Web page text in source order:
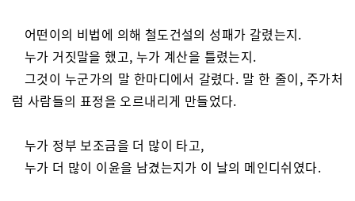
어떤이의 비법에 의해 철도건설의 성패가 갈렸는지.
누가 거짓말을 했고, 누가 계산을 틀렸는지.
그것이 누군가의 말 한마디에서 갈렸다. 말 한 줄이, 주가처
럼 사람들의 표정을 오르내리게 만들었다.
누가 정부 보조금을 더 많이 타고,
누가 더 많이 이윤을 남겼는지가 이 날의 메인디쉬였다.